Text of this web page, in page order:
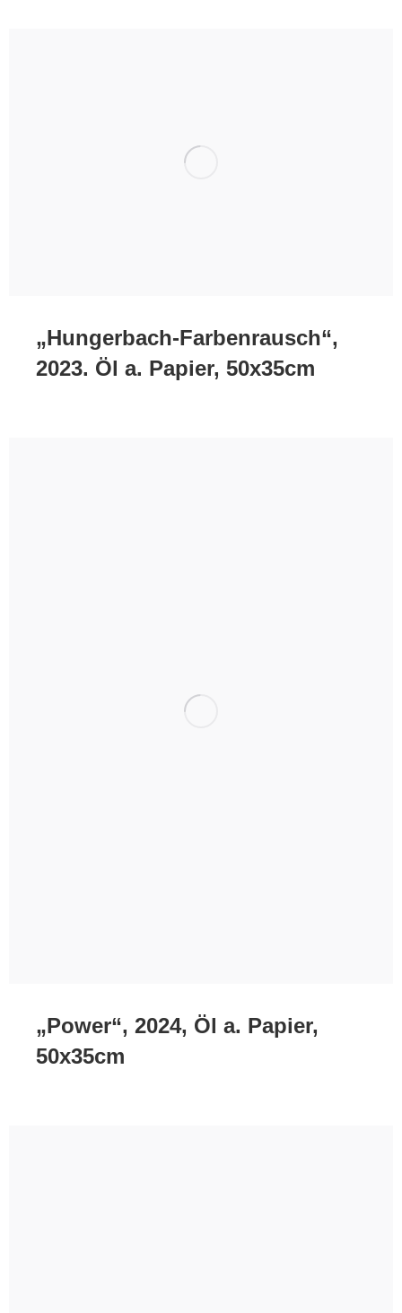
„Hungerbach-Farbenrausch“,
2023. Öl a. Papier, 50x35cm
„Power“, 2024, Öl a. Papier,
50x35cm